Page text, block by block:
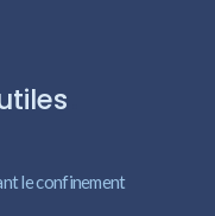
le confinement